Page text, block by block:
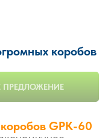
коробов
ПРЕДЛОЖЕНИЕ
GPK-60